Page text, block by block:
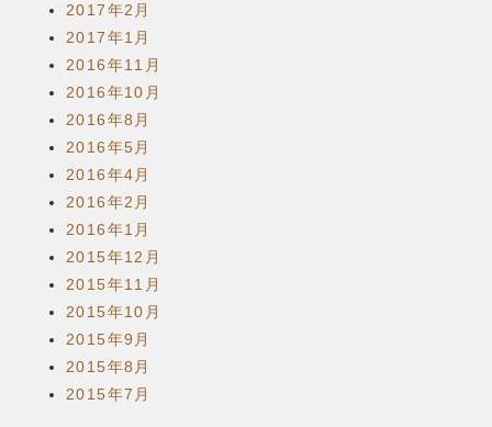
2017年2月
2017年1月
2016年11月
2016年10月
2016年8月
2016年5月
2016年4月
2016年2月
2016年1月
2015年12月
2015年11月
2015年10月
2015年9月
2015年8月
2015年7月